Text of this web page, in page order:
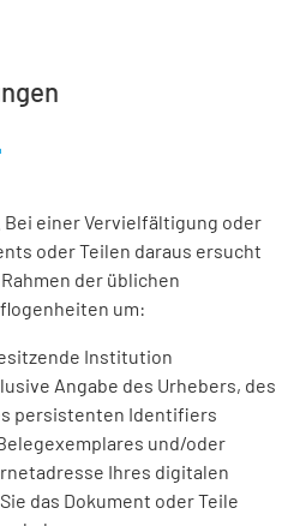
einer Vervielfältigung oder
oder Teilen daraus ersucht
der üblichen
um:
Institution
Angabe des Urhebers, des
persistenten Identifiers
und/oder
Ihres digitalen
das Dokument oder Teile